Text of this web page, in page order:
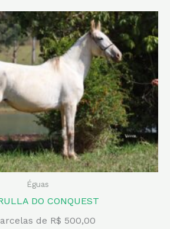
Éguas
DO CONQUEST
de R$ 500,00